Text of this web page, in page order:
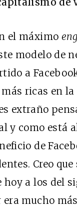
el máximo
modelo de
a
más ricas en
extraño
y como está
de
Creo
hoy a los del
era mucho